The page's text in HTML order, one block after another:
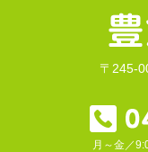
〒245-
月～金／